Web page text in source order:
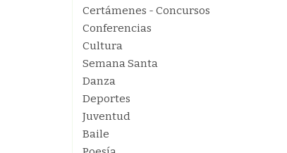
Certámenes - Concursos
Conferencias
Cultura
Semana Santa
Danza
Deportes
Juventud
Baile